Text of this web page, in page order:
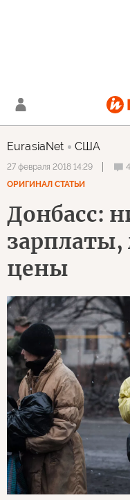
EurasiaNet США
27 февраля 2018 14:29
ОРИГИНАЛ СТАТЬИ
Донбасс:
зарплаты,
цены